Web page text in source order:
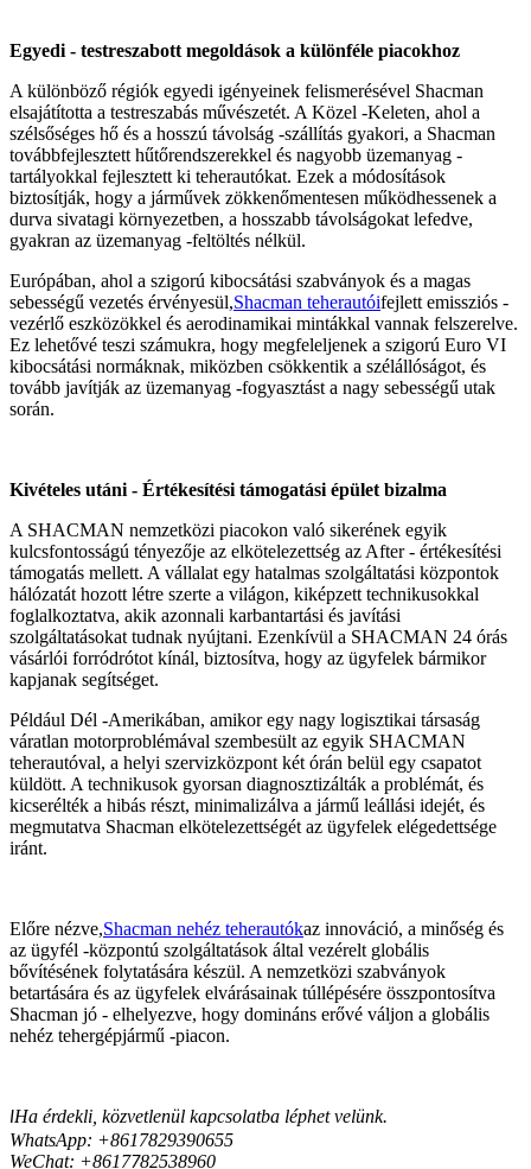
Egyedi - testreszabott megoldások a különféle piacokhoz
A különböző régiók egyedi igényeinek felismerésével Shacman
elsajátította a testreszabás művészetét. A Közel -Keleten, ahol a
szélsőséges hő és a hosszú távolság -szállítás gyakori, a Shacman
továbbfejlesztett hűtőrendszerekkel és nagyobb üzemanyag -
tartályokkal fejlesztett ki teherautókat. Ezek a módosítások
biztosítják, hogy a járművek zökkenőmentesen működhessenek a
durva sivatagi környezetben, a hosszabb távolságokat lefedve,
gyakran az üzemanyag -feltöltés nélkül.
Európában, ahol a szigorú kibocsátási szabványok és a magas
sebességű vezetés érvényesül,Shacman teherautóifejlett emissziós -
vezérlő eszközökkel és aerodinamikai mintákkal vannak felszerelve.
Ez lehetővé teszi számukra, hogy megfeleljenek a szigorú Euro VI
kibocsátási normáknak, miközben csökkentik a szélállóságot, és
tovább javítják az üzemanyag -fogyasztást a nagy sebességű utak
során.
Kivételes utáni - Értékesítési támogatási épület bizalma
A SHACMAN nemzetközi piacokon való sikerének egyik
kulcsfontosságú tényezője az elkötelezettség az After - értékesítési
támogatás mellett. A vállalat egy hatalmas szolgáltatási központok
hálózatát hozott létre szerte a világon, kiképzett technikusokkal
foglalkoztatva, akik azonnali karbantartási és javítási
szolgáltatásokat tudnak nyújtani. Ezenkívül a SHACMAN 24 órás
vásárlói forródrótot kínál, biztosítva, hogy az ügyfelek bármikor
kapjanak segítséget.
Például Dél -Amerikában, amikor egy nagy logisztikai társaság
váratlan motorproblémával szembesült az egyik SHACMAN
teherautóval, a helyi szervizközpont két órán belül egy csapatot
küldött. A technikusok gyorsan diagnosztizálták a problémát, és
kicserélték a hibás részt, minimalizálva a jármű leállási idejét, és
megmutatva Shacman elkötelezettségét az ügyfelek elégedettsége
iránt.
Előre nézve,Shacman nehéz teherautókaz innováció, a minőség és
az ügyfél -központú szolgáltatások által vezérelt globális
bővítésének folytatására készül. A nemzetközi szabványok
betartására és az ügyfelek elvárásainak túllépésére összpontosítva
Shacman jó - elhelyezve, hogy domináns erővé váljon a globális
nehéz tehergépjármű -piacon.
IHa érdekli, közvetlenül kapcsolatba léphet velünk.
WhatsApp: +8617829390655
WeChat: +8617782538960